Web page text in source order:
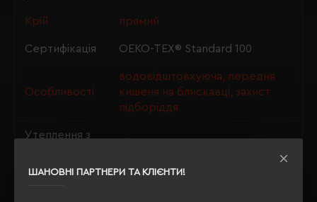
ШАНОВНІ ПАРТНЕРИ ТА КЛІЄНТИ!
Крій прямий
Сертифікація OEKO-TEX® Standard 100
Особливості
водовідштовхуюча, передня
кишеня на блискавці, захист
підборіддя
Утеплення з